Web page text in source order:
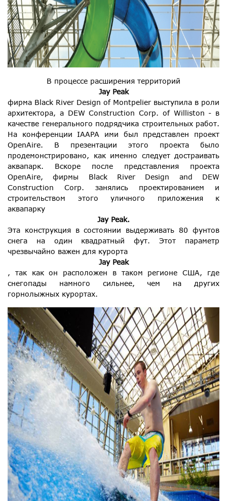
В процессе расширения территорий
Jay Peak
фирма Black River Design of Montpelier выступила в роли
архитектора, а DEW Construction Corp. of Williston - в
качестве генерального подрядчика строительных работ.
На конференции IAAPA ими был представлен проект
OpenAire. В презентации этого проекта было
продемонстрировано, как именно следует достраивать
аквапарк. Вскоре после представления проекта
OpenAire, фирмы Black River Design and DEW
Construction Corp. занялись проектированием и
строительством этого уличного приложения к
аквапарку
Jay Peak.
Эта конструкция в состоянии выдерживать 80 фунтов
снега на один квадратный фут. Этот параметр
чрезвычайно важен для курорта
Jay Peak
, так как он расположен в таком регионе США, где
снегопады намного сильнее, чем на других
горнолыжных курортах.